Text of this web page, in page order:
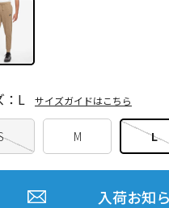
M L
：L サイズガイドはこちら
入荷お知